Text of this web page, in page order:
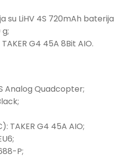
su LiHV 4S 720mAh baterija
G4 45A 8Bit AIO.
Analog Quadcopter;
TAKER G4 45A AIO;
P;